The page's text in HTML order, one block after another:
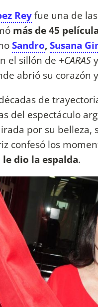
Reyfue una de las
más de 45
Sandro,Susana
el sillón de +CARAS
abrió su corazón
de
del espectáculo
por su belleza,
confesó los
dio la espalda.